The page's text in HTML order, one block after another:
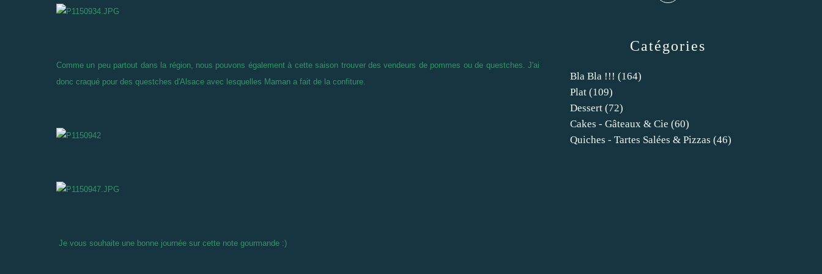
Comme un peu partout dans la région, nous pouvons également à cette saison trouver des vendeurs de pommes ou de questches. J'ai
donc craqué pour des questches d'Alsace avec lesquelles Maman a fait de la confiture.
Je vous souhaite une bonne journée sur cette note gourmande :)
Catégories
Bla Bla !!! (164)
Plat (109)
Dessert (72)
Cakes - Gâteaux & Cie (60)
Quiches - Tartes Salées & Pizzas (46)